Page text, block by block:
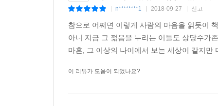
n********1 2018-09-27 신고
참으로 어쩌면 이렇게 사람의 마음을 읽듯이
아니 지금 그 젊음을 누리는 이들도 상당수가
마흔, 그 이상의 나이에서 보는 세상이 같지
이 리뷰가 도움이 되었나요?